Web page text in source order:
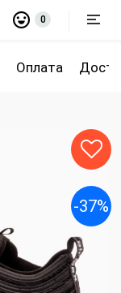
0
Оплата
-37%